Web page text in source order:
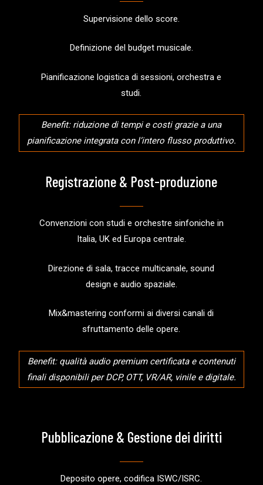
Supervisione dello score.
Definizione del budget musicale.
Pianificazione logistica di sessioni, orchestra e
studi.
Benefit: riduzione di tempi e costi grazie a una
pianificazione integrata con l’intero flusso produttivo.
Registrazione & Post-produzione
Convenzioni con studi e orchestre sinfoniche in
Italia, UK ed Europa centrale.
Direzione di sala, tracce multicanale, sound
design e audio spaziale.
Mix&mastering conformi ai diversi canali di
sfruttamento delle opere.
Benefit: qualità audio premium certificata e contenuti
finali disponibili per DCP, OTT, VR/AR, vinile e digitale.
Pubblicazione & Gestione dei diritti
Deposito opere, codifica ISWC/ISRC.